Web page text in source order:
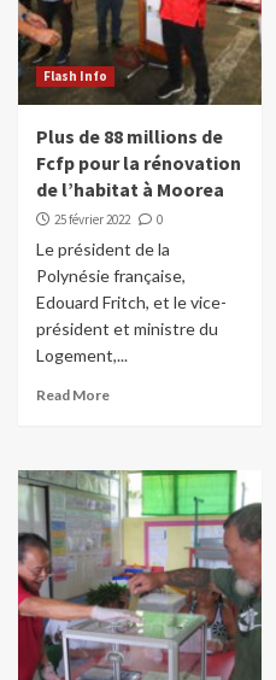
Flash Info
Plus de 88 millions de
Fcfp pour la rénovation
de l’habitat à Moorea
25 février 2022 0
Le président de la
Polynésie française,
Edouard Fritch, et le vice-
président et ministre du
Logement,...
Read More